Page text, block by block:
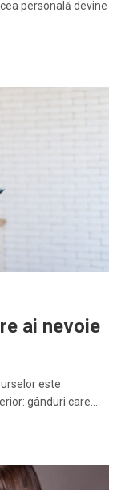
personală devine
ai nevoie
este
gânduri care…